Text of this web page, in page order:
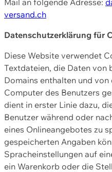
versand.ch
Datenschutzerklärung für
Diese Website verwendet
Textdateien, die Daten von
Domains enthalten und
Computer des Benutzers
dient in erster Linie dazu,
Benutzer während oder
eines Onlineangebotes zu
gespeicherten Angaben
Spracheinstellungen auf
ein Warenkorb oder die